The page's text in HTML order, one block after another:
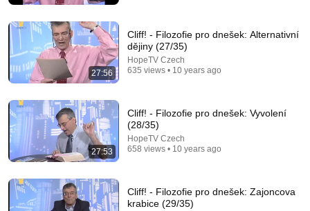
Scientists Reveal Shocking Genetic Origin of
Hungarians
Human Discovery • 78K views
27:56
Cliff! - Filozofie pro dnešek: Alternativní
dějiny (27/35)
HopeTV Czech
635 views • 10 years ago
27:53
Cliff! - Filozofie pro dnešek: Vyvolení
(28/35)
HopeTV Czech
658 views • 10 years ago
Cliff! - Filozofie pro dnešek: Zajoncova
krabice (29/35)